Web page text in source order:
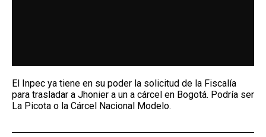
El Inpec ya tiene en su poder la solicitud de la Fiscalía
para trasladar a Jhonier a un a cárcel en Bogotá. Podría ser
La Picota o la Cárcel Nacional Modelo.